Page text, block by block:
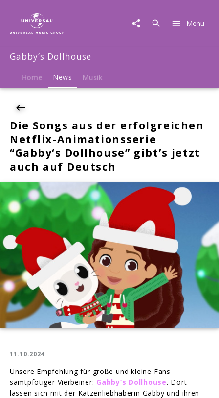
Dollhouse
News
Die
der
Netflix-
"Gabby‘s
Dollhouse"
gibt’s
auch
auf
Deutsch
Menu
Gabby’s Dollhouse
Home News Musik
Die Songs aus der erfolgreichen
Netflix-Animationsserie
“Gabby‘s Dollhouse” gibt’s jetzt
auch auf Deutsch
11.10.2024
Unsere Empfehlung für große und kleine Fans
samtpfotiger Vierbeiner: Gabby‘s Dollhouse. Dort
lassen sich mit der Katzenliebhaberin Gabby und ihren